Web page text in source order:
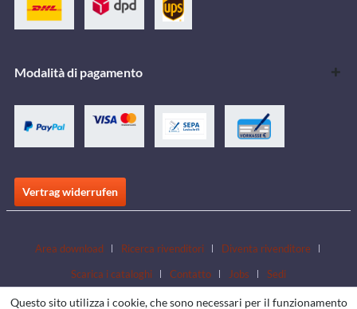
Modalità di pagamento
Vertrag widerrufen
Area download Ricerca rivenditori
Diventa rivenditore
Scarica i cataloghi
Contatto Jobs Sedi
Questo sito utilizza i cookie, che sono necessari per il funzionamento